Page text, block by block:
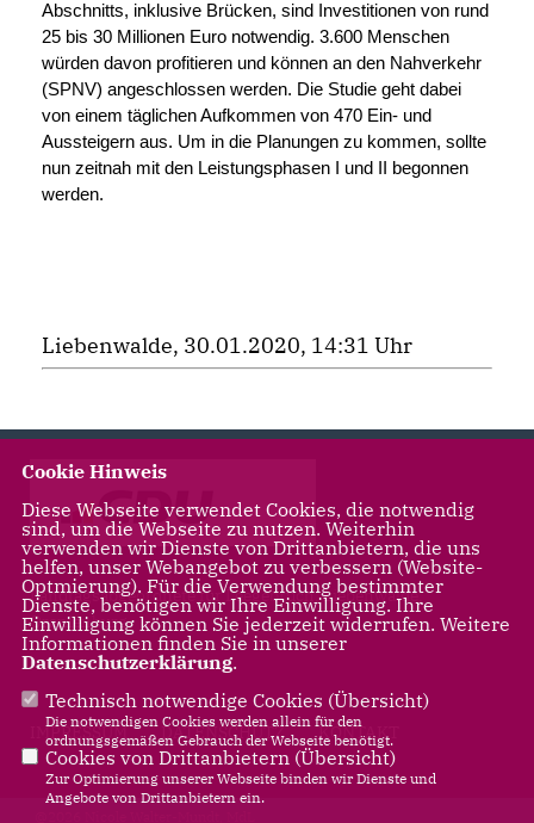
Abschnitts, inklusive Brücken, sind Investitionen von rund
25 bis 30 Millionen Euro notwendig. 3.600 Menschen
würden davon profitieren und können an den Nahverkehr
(SPNV) angeschlossen werden. Die Studie geht dabei
von einem täglichen Aufkommen von 470 Ein- und
Aussteigern aus. Um in die Planungen zu kommen, sollte
nun zeitnah mit den Leistungsphasen I und II begonnen
werden.
Liebenwalde, 30.01.2020, 14:31 Uhr
Landtagsabgeordnete für Leegebruch, Liebenwalde,
Oranienburg
IMPRESSUM DATENSCHUTZ KONTAKT
Cookie Hinweis
Diese Webseite verwendet Cookies, die notwendig
sind, um die Webseite zu nutzen. Weiterhin
verwenden wir Dienste von Drittanbietern, die uns
helfen, unser Webangebot zu verbessern (Website-
Optmierung). Für die Verwendung bestimmter
Dienste, benötigen wir Ihre Einwilligung. Ihre
Einwilligung können Sie jederzeit widerrufen. Weitere
Informationen finden Sie in unserer
Datenschutzerklärung.
Technisch notwendige Cookies (Übersicht)
Die notwendigen Cookies werden allein für den
ordnungsgemäßen Gebrauch der Webseite benötigt.
Cookies von Drittanbietern (Übersicht)
Zur Optimierung unserer Webseite binden wir Dienste und
Angebote von Drittanbietern ein.